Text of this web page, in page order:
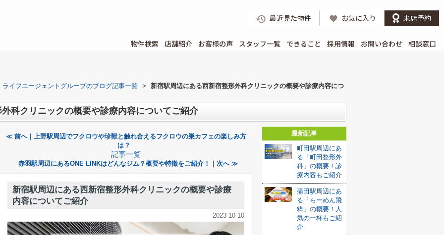
最近見た物件 お気に入り 来店予約
物件検索 店舗紹介 お客様の声 スタッフ一覧 できること 採用情報 お問い合わせ 相談窓口
ライフエージェントグループのブログ記事一覧 >
新宿駅周辺にある西新宿整形外科クリニックの概要や診療内容につ
科クリニックの概要や診療内容についてご紹介
≪ 前へ｜上野駅周辺でフクロウや珍獣と触れ合えるフクロウの巣カフェの楽しみ方
は？
記事一覧
赤羽駅周辺にあるONE LINKはどんなジム？概要や特徴をご紹介！｜次へ ≫
新宿駅周辺にある西新宿整形外科クリニックの概要や診療
内容についてご紹介
2023-10-10
最新記事
町田駅周辺にあ
る「町田整形外
科」の概要！診
療内容もご紹介
蒲田駅周辺にあ
る「らーめん飛
粋」の概要！人
気の一杯もご紹
介